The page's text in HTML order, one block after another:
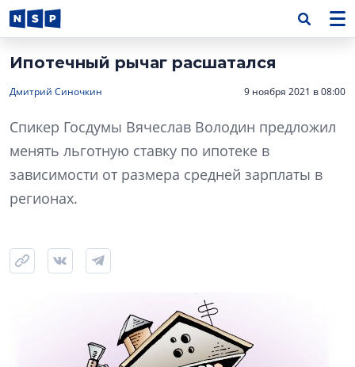
Ипотечный рычаг расшатался
Дмитрий Синочкин 9 ноября 2021 в 08:00
Спикер Госдумы Вячеслав Володин предложил
менять льготную ставку по ипотеке в
зависимости от размера средней зарплаты в
регионах.